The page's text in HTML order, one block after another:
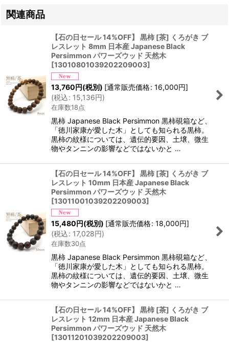
関連商品
【石の日セール 14%OFF】 黒柿 [茶] くろがき ブ
レスレット 8mm 日本産 Japanese Black
Persimmon パワーズウッド 天然木
[13010801039202209003]
13,760円(税別) [通常販売価格: 16,000円]
(税込: 15,136円)
在庫数18点
黒柿 Japanese Black Persimmon 黒柿硯箱など、
「徳川家康が愛した木」としても知られる黒柿。
黒柿の紋様については、遺伝的要因、土壌、微生
物やタンニンの影響などではないかと …
【石の日セール 14%OFF】 黒柿 [茶] くろがき ブ
レスレット 10mm 日本産 Japanese Black
Persimmon パワーズウッド 天然木
[13011001039202209003]
15,480円(税別) [通常販売価格: 18,000円]
(税込: 17,028円)
在庫数30点
黒柿 Japanese Black Persimmon 黒柿硯箱など、
「徳川家康が愛した木」としても知られる黒柿。
黒柿の紋様については、遺伝的要因、土壌、微生
物やタンニンの影響などではないかと …
【石の日セール 14%OFF】 黒柿 [茶] くろがき ブ
レスレット 12mm 日本産 Japanese Black
Persimmon パワーズウッド 天然木
[13011201039202209003]